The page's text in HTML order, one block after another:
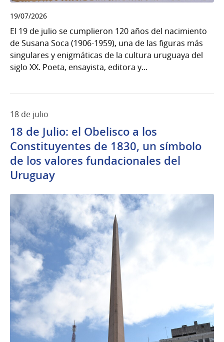
19/07/2026
El 19 de julio se cumplieron 120 años del nacimiento
de Susana Soca (1906-1959), una de las figuras más
singulares y enigmáticas de la cultura uruguaya del
siglo XX. Poeta, ensayista, editora y...
18 de julio
18 de Julio: el Obelisco a los
Constituyentes de 1830, un símbolo
de los valores fundacionales del
Uruguay